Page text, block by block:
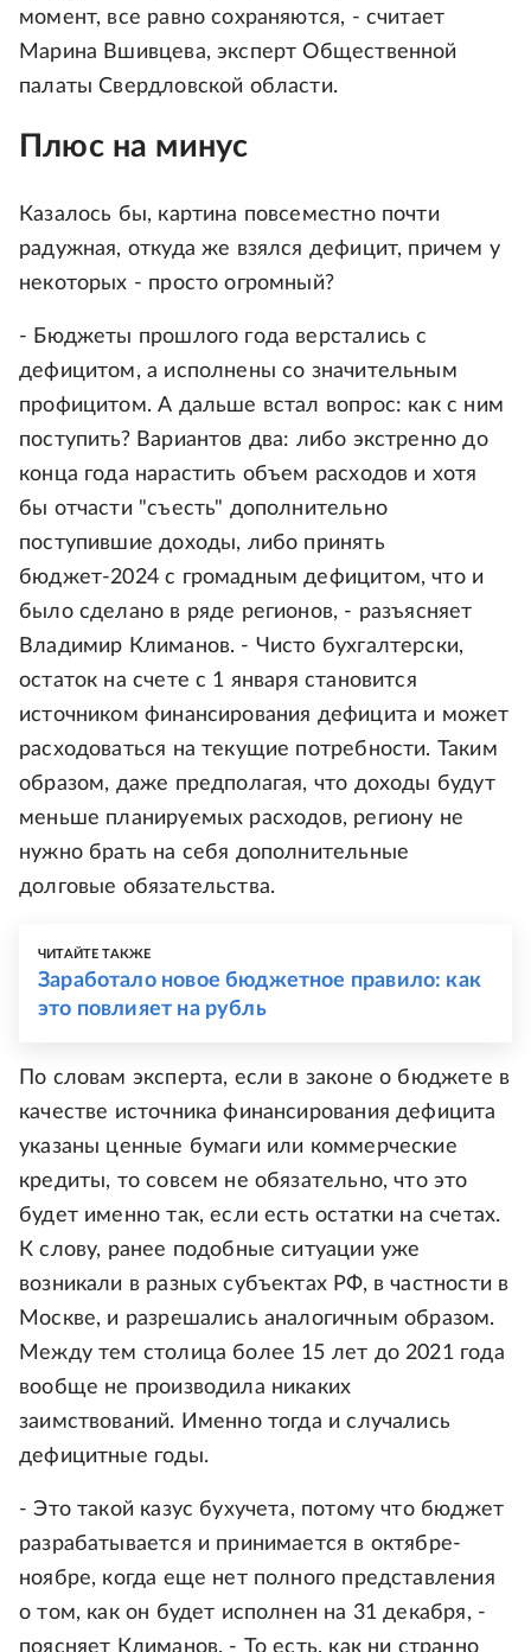
момент, все равно сохраняются, - считает
Марина Вшивцева, эксперт Общественной
палаты Свердловской области.
Плюс на минус
Казалось бы, картина повсеместно почти
радужная, откуда же взялся дефицит, причем у
некоторых - просто огромный?
- Бюджеты прошлого года верстались с
дефицитом, а исполнены со значительным
профицитом. А дальше встал вопрос: как с ним
поступить? Вариантов два: либо экстренно до
конца года нарастить объем расходов и хотя
бы отчасти "съесть" дополнительно
поступившие доходы, либо принять
бюджет-2024 с громадным дефицитом, что и
было сделано в ряде регионов, - разъясняет
Владимир Климанов. - Чисто бухгалтерски,
остаток на счете с 1 января становится
источником финансирования дефицита и может
расходоваться на текущие потребности. Таким
образом, даже предполагая, что доходы будут
меньше планируемых расходов, региону не
нужно брать на себя дополнительные
долговые обязательства.
ЧИТАЙТЕ ТАКЖЕ
Заработало новое бюджетное правило: как
это повлияет на рубль
По словам эксперта, если в законе о бюджете в
качестве источника финансирования дефицита
указаны ценные бумаги или коммерческие
кредиты, то совсем не обязательно, что это
будет именно так, если есть остатки на счетах.
К слову, ранее подобные ситуации уже
возникали в разных субъектах РФ, в частности в
Москве, и разрешались аналогичным образом.
Между тем столица более 15 лет до 2021 года
вообще не производила никаких
заимствований. Именно тогда и случались
дефицитные годы.
- Это такой казус бухучета, потому что бюджет
разрабатывается и принимается в октябре-
ноябре, когда еще нет полного представления
о том, как он будет исполнен на 31 декабря, -
поясняет Климанов. - То есть, как ни странно